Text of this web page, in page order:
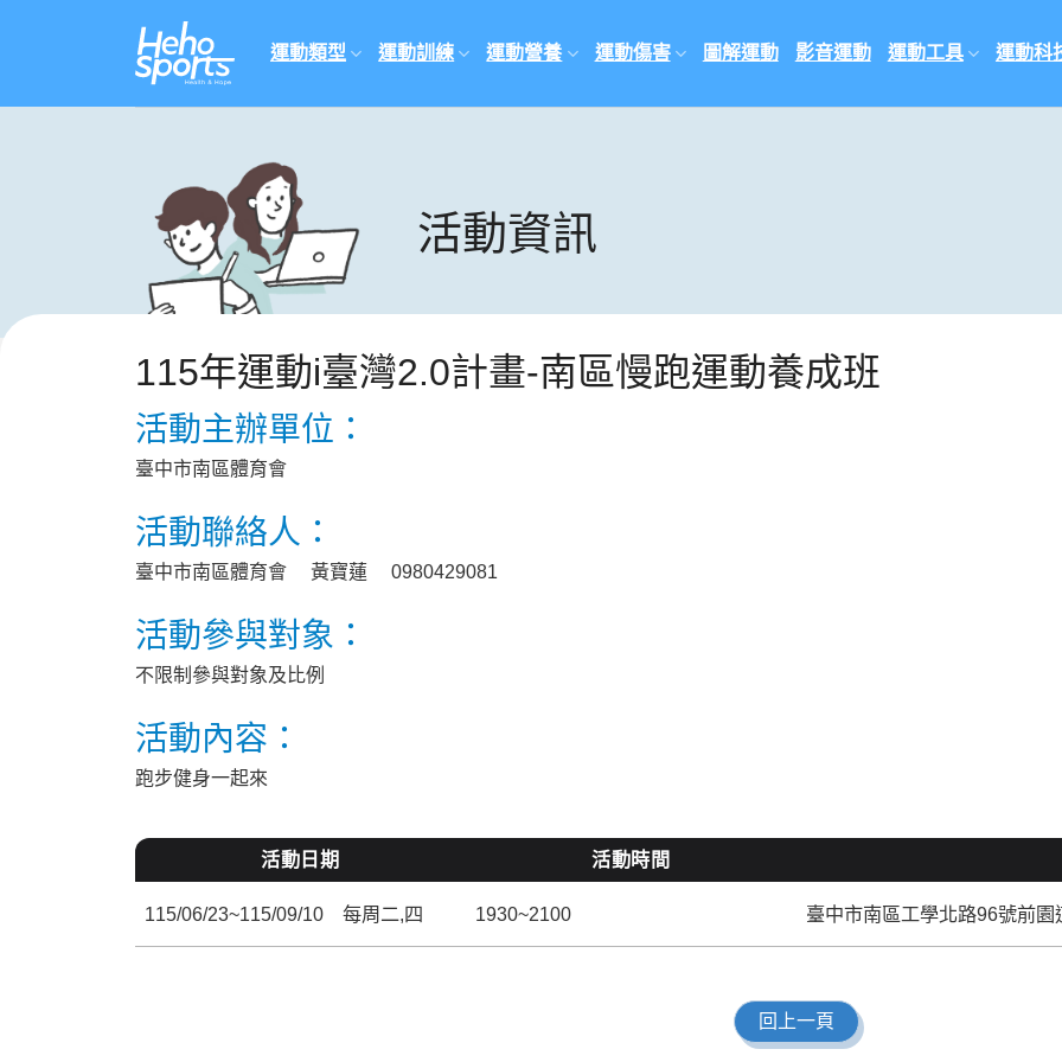
運動類型 運動訓練 運動營養 運動傷害 圖解運動 影音運動 運動工具 運動科
活動資訊
115年運動i臺灣2.0計畫-南區慢跑運動養成班
活動主辦單位：
臺中市南區體育會
活動聯絡人：
臺中市南區體育會 黃寶蓮 0980429081
活動參與對象：
不限制參與對象及比例
活動內容：
跑步健身一起來
活動日期 活動時間
115/06/23~115/09/10 每周二,四 1930~2100 臺中市南區工學北路96號前園
回上一頁